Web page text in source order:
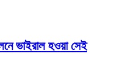
ভাইরাল হওয়া সেই